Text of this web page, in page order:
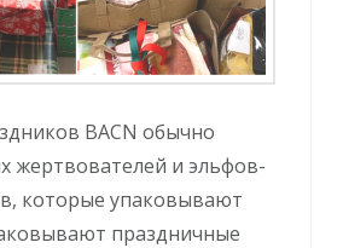
BACN обычно
жертвователей и эльфов-
которые упаковывают
праздничные